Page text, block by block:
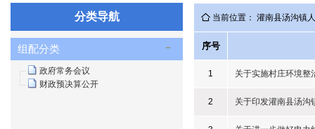
分类导航
组配分类
政府常务会议
财政预决算公开
当前位置： 灌南县汤沟镇
序号
1 关于实施村庄环境整
2 关于印发灌南县汤沟